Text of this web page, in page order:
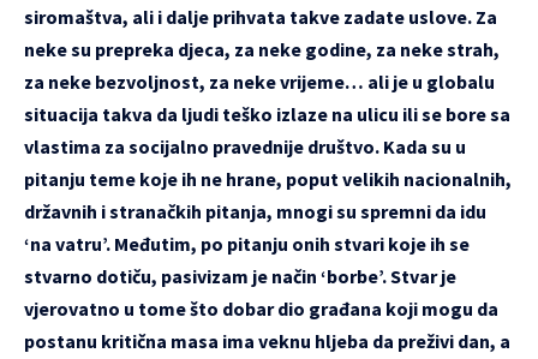
siromaštva, ali i dalje prihvata takve zadate uslove. Za
neke su prepreka djeca, za neke godine, za neke strah,
za neke bezvoljnost, za neke vrijeme… ali je u globalu
situacija takva da ljudi teško izlaze na ulicu ili se bore sa
vlastima za socijalno pravednije društvo. Kada su u
pitanju teme koje ih ne hrane, poput velikih nacionalnih,
državnih i stranačkih pitanja, mnogi su spremni da idu
‘na vatru’. Međutim, po pitanju onih stvari koje ih se
stvarno dotiču, pasivizam je način ‘borbe’. Stvar je
vjerovatno u tome što dobar dio građana koji mogu da
postanu kritična masa ima veknu hljeba da preživi dan, a